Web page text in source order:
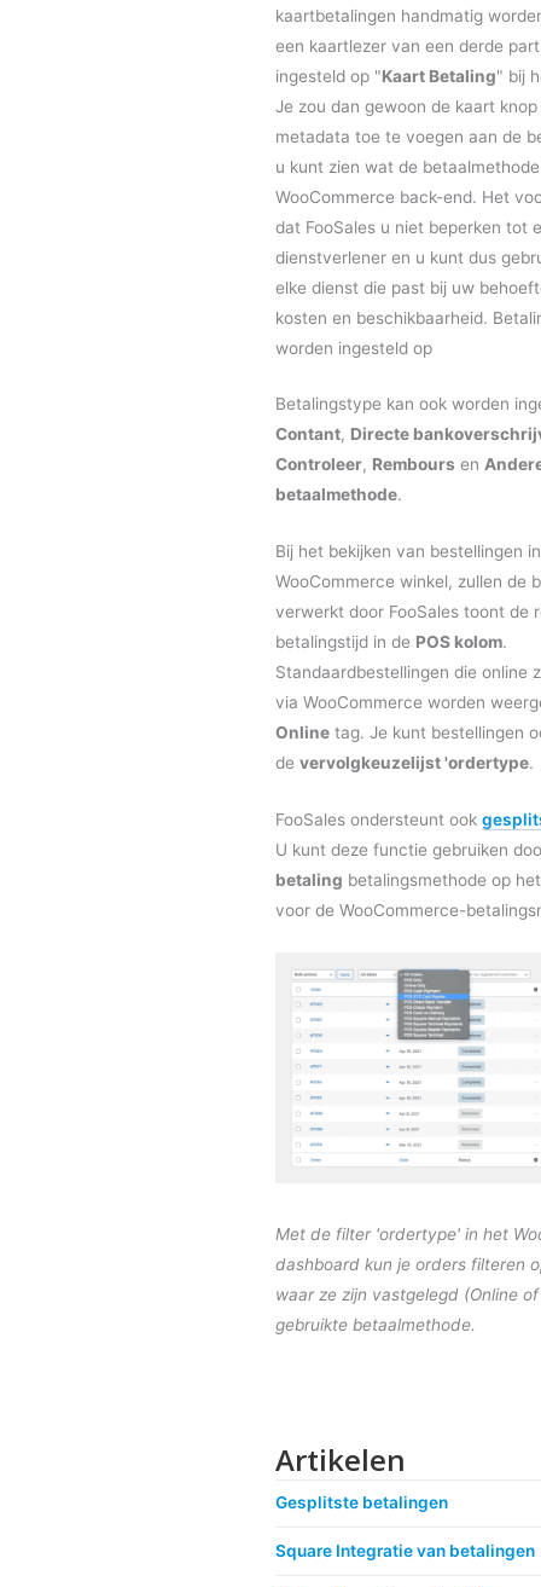
kaartbetalingen handmatig
een kaartlezer van een derde
ingesteld op "Kaart Betaling" bij
Je zou dan gewoon de kaart knop
metadata toe te voegen aan de
u kunt zien wat de
WooCommerce back-end. Het
dat FooSales u niet beperken tot
dienstverlener en u kunt dus
elke dienst die past bij uw
kosten en beschikbaarheid.
worden ingesteld op
Betalingstype kan ook worden
Contant, Directe
Controleer, Rembours en
betaalmethode.
Bij het bekijken van bestellingen
WooCommerce winkel, zullen de
verwerkt door FooSales toont de
betalingstijd in de POS kolom.
Standaardbestellingen die online
via WooCommerce worden
Online tag. Je kunt bestellingen
de vervolgkeuzelijst 'ordertype.
FooSales ondersteunt ook
U kunt deze functie gebruiken
betaling betalingsmethode op
voor de WooCommerce-
Met de filter 'ordertype' in het
dashboard kun je orders filteren
waar ze zijn vastgelegd (Online
gebruikte betaalmethode.
Artikelen
Gesplitste betalingen
Square Integratie van betalingen